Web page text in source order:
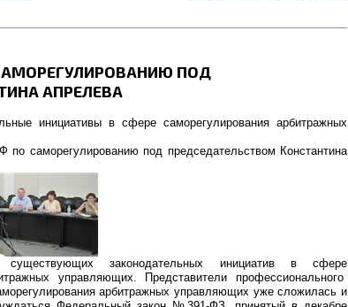
ПОД
АПРЕЛЕВА
инициативы в сфере саморегулирования арбитражных
саморегулированию под председательством Константина
законодательных инициатив в сфере
управляющих. Представители профессионального
арбитражных управляющих уже сложилась и